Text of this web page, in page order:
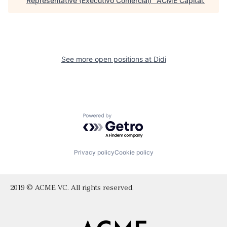
See more open positions at Didi
Powered by Getro.com
Privacy policyCookie policy
2019 © ACME VC. All rights reserved.